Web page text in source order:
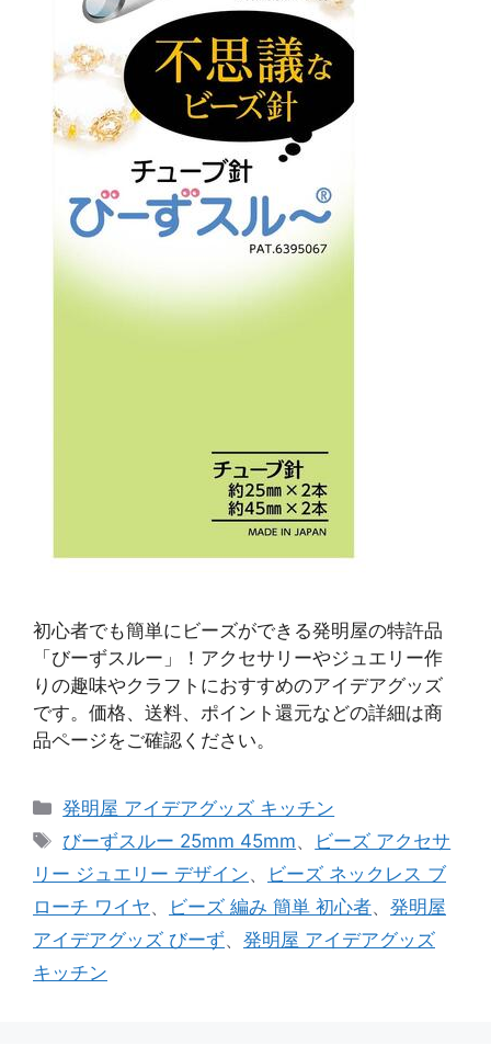
初心者でも簡単にビーズができる発明屋の特許品
「びーずスルー」！アクセサリーやジュエリー作
りの趣味やクラフトにおすすめのアイデアグッズ
です。価格、送料、ポイント還元などの詳細は商
品ページをご確認ください。
カ
テ
ゴ
リ
ー
発明屋 アイデアグッズ キッチン
タ
グ
びーずスルー 25mm 45mm、
ビーズ アクセサ
リー ジュエリー デザイン、
ビーズ ネックレス ブ
ローチ ワイヤ、 ビーズ 編み 簡単 初心者、 発明屋
アイデアグッズ びーず、 発明屋 アイデアグッズ
キッチン